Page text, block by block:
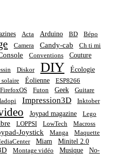
Acta Arduino BD
Bépo
Camera Candy-cab
Ch ti mi
Conventions Couture
Diskor DIY Écologie
solaire Éolienne
ESP8266
FirefoxOS Futon Geek
Guitare
Impression3D Inktober
Joypad magazine Lego
LOPPSI LowTech Macross
Joystick Manga Maquette
Miam Minitel 2.0
Montage vidéo Musique
No-